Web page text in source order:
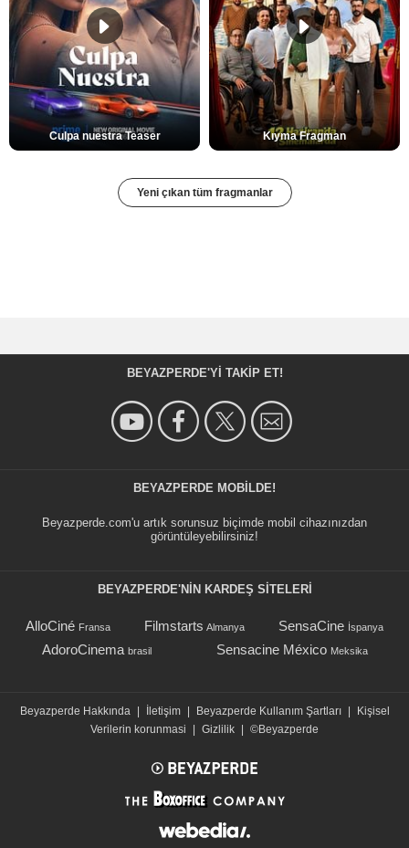
Culpa nuestra Teaser Kıyma Fragman
Yeni çıkan tüm fragmanlar
BEYAZPERDE'YI TAKIP ET!
BEYAZPERDE MOBILDE!
Beyazperde.com'u artık sorunsuz biçimde mobil cihazınızdan
görüntüleyebilirsiniz!
BEYAZPERDE'NIN KARDEŞ SİTELERİ
AlloCiné Fransa Filmstarts Almanya SensaCine İspanya
AdoroCinema brasil Sensacine México Meksika
Beyazperde Hakkında İletişim Beyazperde Kullanım Şartları
Kişisel
Verilerin korunmasi
Gizlilik ©Beyazperde